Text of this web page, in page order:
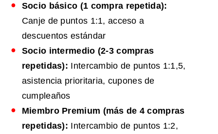
Socio básico (1 compra repetida):
Canje de puntos 1:1, acceso a
descuentos estándar
Socio intermedio (2-3 compras
repetidas): Intercambio de puntos 1:1,5,
asistencia prioritaria, cupones de
cumpleaños
Miembro Premium (más de 4 compras
repetidas): Intercambio de puntos 1:2,